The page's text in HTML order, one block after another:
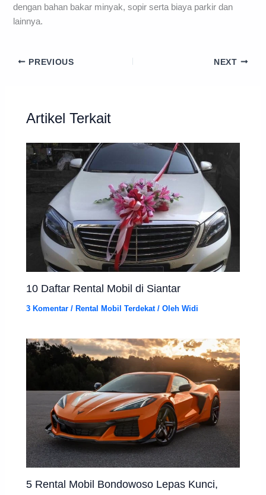
dengan bahan bakar minyak, sopir serta biaya parkir dan
lainnya.
PREVIOUS NEXT
Artikel Terkait
10 Daftar Rental Mobil di Siantar
3 Komentar / Rental Mobil Terdekat/ OlehWidi
5 Rental Mobil Bondowoso Lepas Kunci,